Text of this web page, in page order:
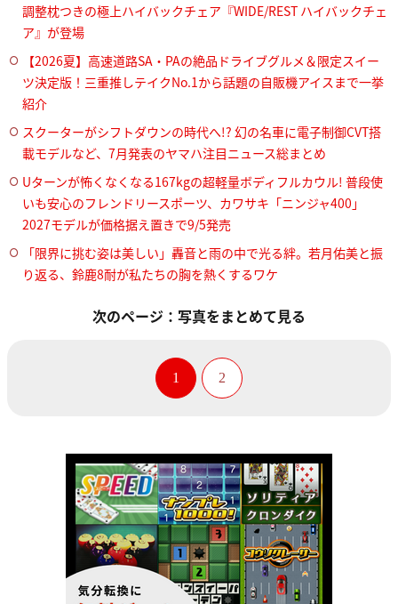
調整枕つきの極上ハイバックチェア『WIDE/REST ハイバックチェ
ア』が登場
【2026夏】高速道路SA・PAの絶品ドライブグルメ＆限定スイー
ツ決定版！三重推しテイクNo.1から話題の自販機アイスまで一挙
紹介
スクーターがシフトダウンの時代へ!? 幻の名車に電子制御CVT搭
載モデルなど、7月発表のヤマハ注目ニュース総まとめ
Uターンが怖くなくなる167kgの超軽量ボディフルカウル! 普段使
いも安心のフレンドリースポーツ、カワサキ「ニンジャ400」
2027モデルが価格据え置きで9/5発売
「限界に挑む姿は美しい」轟音と雨の中で光る絆。若月佑美と振
り返る、鈴鹿8耐が私たちの胸を熱くするワケ
次のページ：写真をまとめて見る
1 2